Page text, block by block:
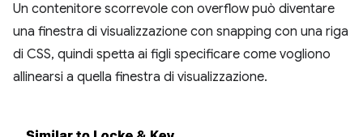
Un contenitore scorrevole con overflow può diventare
una finestra di visualizzazione con snapping con una riga
di CSS, quindi spetta ai figli specificare come vogliono
allinearsi a quella finestra di visualizzazione.